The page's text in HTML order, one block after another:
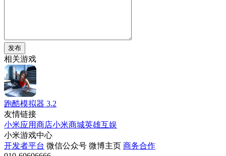
发布
相关游戏
跑酷模拟器 3.2
友情链接
小米应用商店小米商城英雄互娱
小米游戏中心
开发者平台 微信公众号 微博主页 商务合作